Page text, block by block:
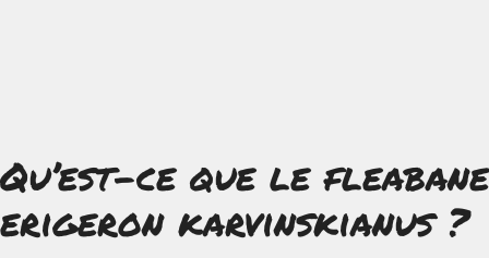
Qu’est-ce que le fleabane
erigeron karvinskianus ?